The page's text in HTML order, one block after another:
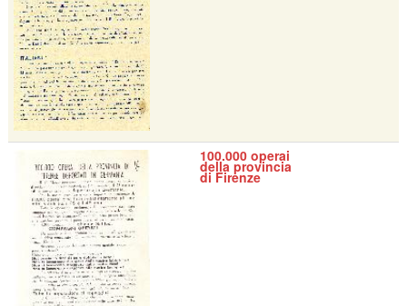
100.000 operai
della provincia
di Firenze